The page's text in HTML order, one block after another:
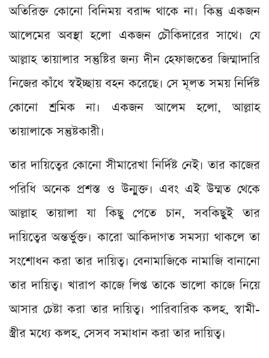
অতিরিক্ত কোনো বিনিময় বরাদ্দ থাকে না। কিন্তু একজন
আলেমের অবস্থা হলো একজন চৌকিদারের সাথে। যে
আল্লাহ তায়ালার সন্তুষ্টির জন্য দীন হেফাজতের জিম্মাদারি
নিজের কাঁধে স্বইচ্ছায় বহন করেছে। সে মূলত সময় নির্দিষ্ট
কোনো শ্রমিক না। একজন আলেম হলো, আল্লাহ
তায়ালাকে সন্তুষ্টকারী।
তার দায়িত্বের কোনো সীমারেখা নির্দিষ্ট নেই। তার কাজের
পরিধি অনেক প্রশস্ত ও উন্মুক্ত। এবং এই উম্মত থেকে
আল্লাহ তায়ালা যা কিছু পেতে চান, সবকিছুই তার
দায়িত্বের অন্তর্ভুক্ত। কারো আকিদাগত সমস্যা থাকলে তা
সংশোধন করা তার দায়িত্ব। বেনামাজিকে নামাজি বানানো
তার দায়িত্ব। খারাপ কাজে লিপ্ত তাকে ভালো কাজে নিয়ে
আসার চেষ্টা করা তার দায়িত্ব। পারিবারিক কলহ, স্বামী-
স্ত্রীর মধ্যে কলহ, সেসব সমাধান করা তার দায়িত্ব।